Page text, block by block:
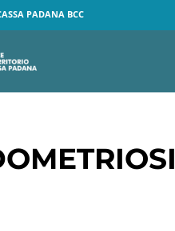
PADANA BCC